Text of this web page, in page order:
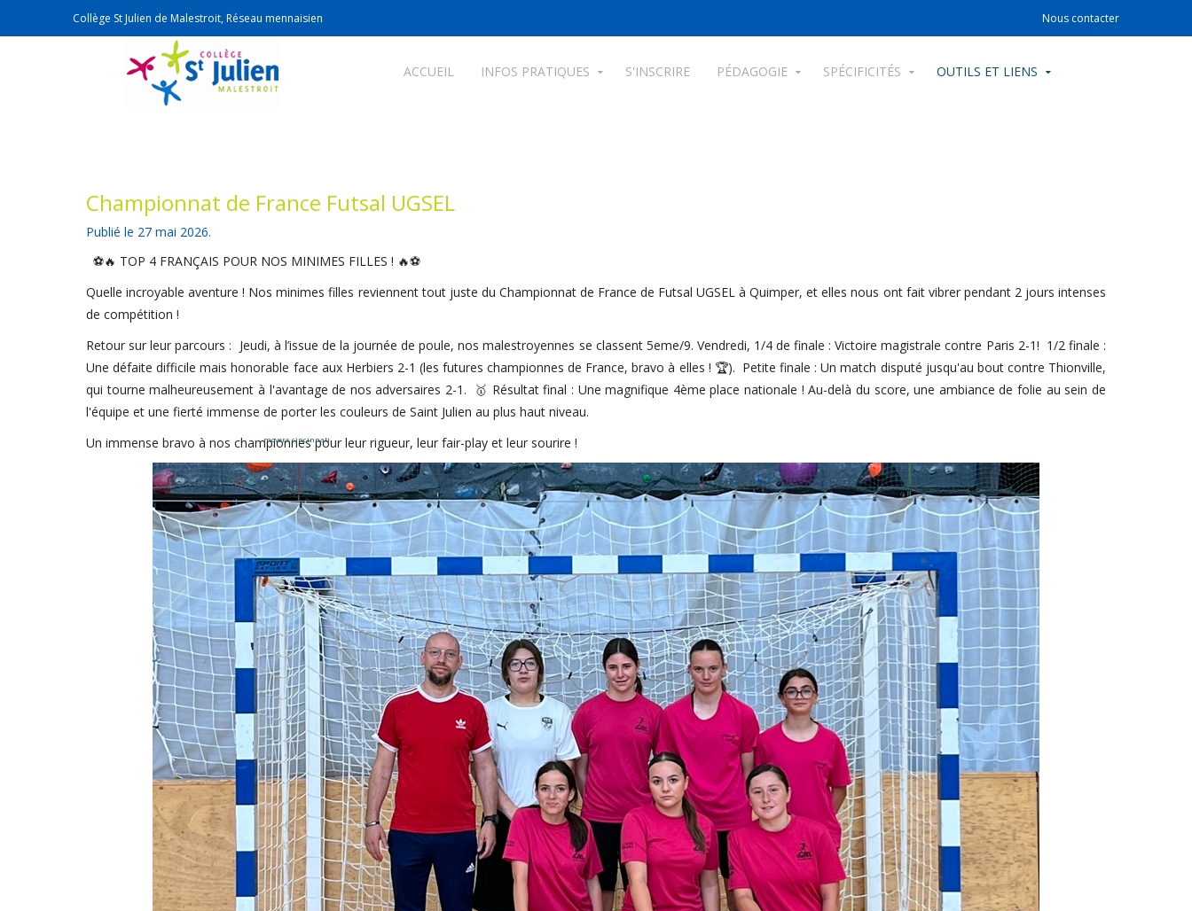
Collège St Julien de Malestroit, Réseau mennaisien Nous contacter
movers cincinnati
ACCUEIL INFOS PRATIQUES S'INSCRIRE PÉDAGOGIE SPÉCIFICITÉS OUTILS ET LIENS
Championnat de France Futsal UGSEL
Publié le 27 mai 2026.
⚽🔥 TOP 4 FRANÇAIS POUR NOS MINIMES FILLES ! 🔥⚽
Quelle incroyable aventure ! Nos minimes filles reviennent tout juste du Championnat de France de Futsal UGSEL à Quimper, et elles nous ont fait vibrer pendant 2 jours intenses
de compétition !
Retour sur leur parcours : Jeudi, à l’issue de la journée de poule, nos malestroyennes se classent 5eme/9. Vendredi, 1/4 de finale : Victoire magistrale contre Paris 2-1! 1/2 finale :
Une défaite difficile mais honorable face aux Herbiers 2-1 (les futures championnes de France, bravo à elles ! 🏆). Petite finale : Un match disputé jusqu'au bout contre Thionville,
qui tourne malheureusement à l'avantage de nos adversaires 2-1. 🥇 Résultat final : Une magnifique 4ème place nationale ! Au-delà du score, une ambiance de folie au sein de
l'équipe et une fierté immense de porter les couleurs de Saint Julien au plus haut niveau.
Un immense bravo à nos championnes pour leur rigueur, leur fair-play et leur sourire !